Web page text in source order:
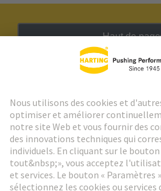
Haut de page
Aller à l'inscription